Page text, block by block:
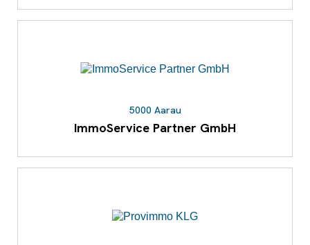
5000 Aarau
ImmoService Partner GmbH